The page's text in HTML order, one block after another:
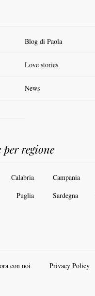
Blog di Paola
Love stories
News
regione
Calabria Campania
Puglia Sardegna
con noi Privacy Policy